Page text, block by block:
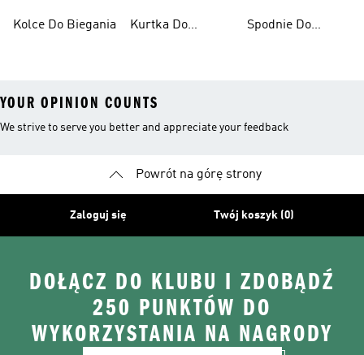
Kolce Do Biegania
Kurtka Do
Spodnie Do
YOUR OPINION COUNTS
We strive to serve you better and appreciate your feedback
Powrót na górę strony
Zaloguj się Twój koszyk (0)
DOŁĄCZ DO KLUBU I ZDOBĄDŹ
250 PUNKTÓW DO
WYKORZYSTANIA NA NAGRODY